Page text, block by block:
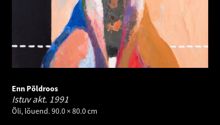
Enn Põldroos
Istuv akt. 1991
Õli, lõuend. 90.0 × 80.0 cm